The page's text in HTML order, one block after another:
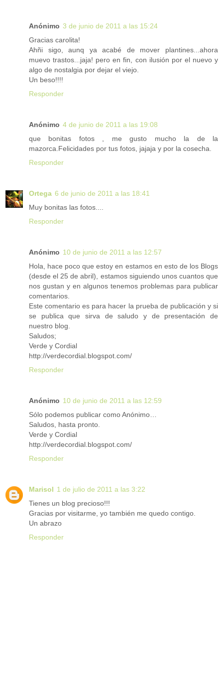
Anónimo 3 de junio de 2011 a las 15:24
Gracias carolita!
Ahñi sigo, aunq ya acabé de mover plantines...ahora
muevo trastos...jaja! pero en fin, con ilusión por el nuevo y
algo de nostalgia por dejar el viejo.
Un beso!!!!
Responder
Anónimo 4 de junio de 2011 a las 19:08
que bonitas fotos , me gusto mucho la de la
mazorca.Felicidades por tus fotos, jajaja y por la cosecha.
Responder
Ortega 6 de junio de 2011 a las 18:41
Muy bonitas las fotos....
Responder
Anónimo 10 de junio de 2011 a las 12:57
Hola, hace poco que estoy en estamos en esto de los Blogs
(desde el 25 de abril), estamos siguiendo unos cuantos que
nos gustan y en algunos tenemos problemas para publicar
comentarios.
Este comentario es para hacer la prueba de publicación y si
se publica que sirva de saludo y de presentación de
nuestro blog.
Saludos;
Verde y Cordial
http://verdecordial.blogspot.com/
Responder
Anónimo 10 de junio de 2011 a las 12:59
Sólo podemos publicar como Anónimo…
Saludos, hasta pronto.
Verde y Cordial
http://verdecordial.blogspot.com/
Responder
Marisol 1 de julio de 2011 a las 3:22
Tienes un blog precioso!!!
Gracias por visitarme, yo también me quedo contigo.
Un abrazo
Responder